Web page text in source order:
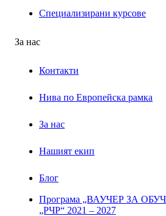
Специализирани курсове
За нас
Контакти
Нива по Европейска рамка
За нас
Нашият екип
Блог
Програма „ВАУЧЕР ЗА
„РЧР“ 2021 – 2027